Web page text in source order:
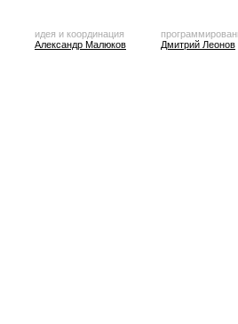
идея и координация
Александр Малюков
Дмитрий Леонов